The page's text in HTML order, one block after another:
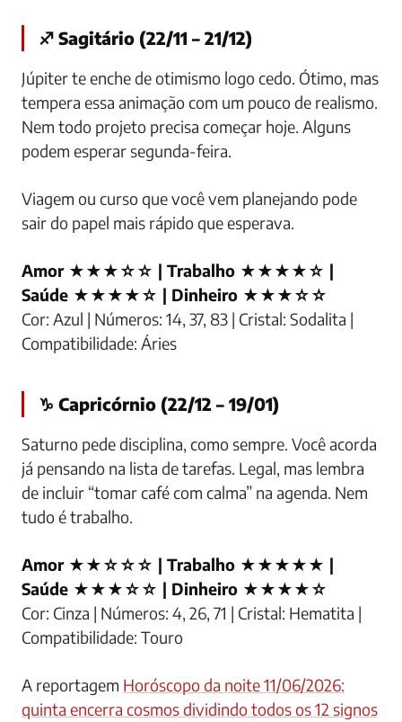
♐ Sagitário (22/11 – 21/12)
Júpiter te enche de otimismo logo cedo. Ótimo, mas
tempera essa animação com um pouco de realismo.
Nem todo projeto precisa começar hoje. Alguns
podem esperar segunda-feira.
Viagem ou curso que você vem planejando pode
sair do papel mais rápido que esperava.
Amor ★★★☆☆ | Trabalho ★★★★☆ |
Saúde ★★★★☆ | Dinheiro ★★★☆☆
Cor: Azul | Números: 14, 37, 83 | Cristal: Sodalita |
Compatibilidade: Áries
♑ Capricórnio (22/12 – 19/01)
Saturno pede disciplina, como sempre. Você acorda
já pensando na lista de tarefas. Legal, mas lembra
de incluir “tomar café com calma” na agenda. Nem
tudo é trabalho.
Amor ★★☆☆☆ | Trabalho ★★★★★ |
Saúde ★★★☆☆ | Dinheiro ★★★★☆
Cor: Cinza | Números: 4, 26, 71 | Cristal: Hematita |
Compatibilidade: Touro
A reportagem Horóscopo da noite 11/06/2026:
quinta encerra cosmos dividindo todos os 12 signos